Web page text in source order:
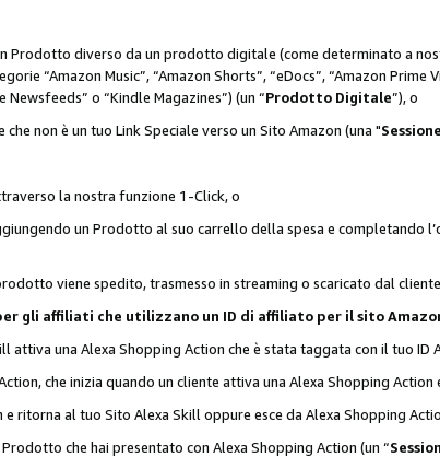
diverso da un prodotto digitale (come determinato a
“Amazon Music”, “Amazon Shorts”, “eDocs”, “Amazon Prime
o “Kindle Magazines”) (un “Prodotto Digitale”), o
non è un tuo Link Speciale verso un Sito Amazon (una "Sessione
la nostra funzione 1-Click, o
un Prodotto al suo carrello della spesa e completando
viene spedito, trasmesso in streaming o scaricato dal
gli affiliati che utilizzano un ID di affiliato per il sito
attiva una Alexa Shopping Action che è stata taggata con il tuo ID
che inizia quando un cliente attiva una Alexa Shopping Action
ritorna al tuo Sito Alexa Skill oppure esce da Alexa Shopping
che hai presentato con Alexa Shopping Action (un “